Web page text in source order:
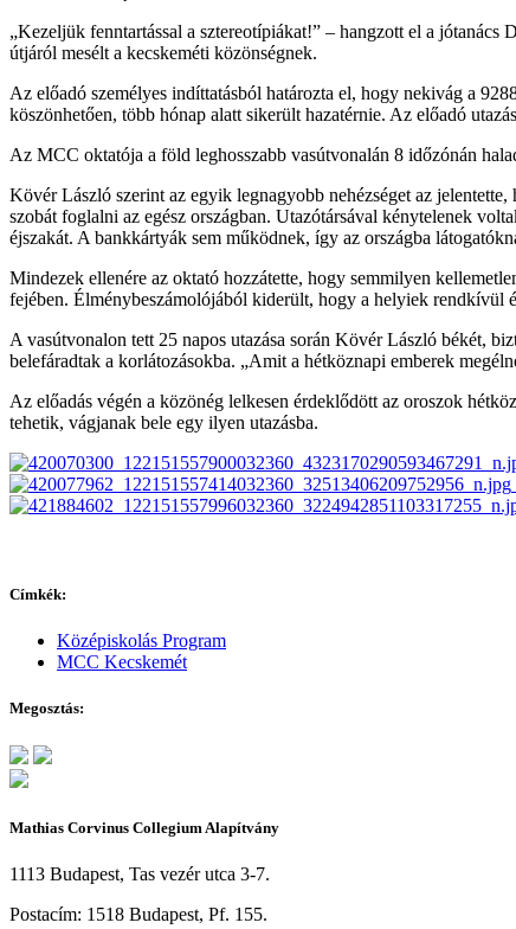
„Kezeljük fenntartással a sztereotípiákat!” – hangzott el a
útjáról mesélt a kecskeméti közönségnek.
Az előadó személyes indíttatásból határozta el, hogy nekivág a
köszönhetően, több hónap alatt sikerült hazatérnie. Az előadó
Az MCC oktatója a föld leghosszabb vasútvonalán 8 időzónán
Kövér László szerint az egyik legnagyobb nehézséget az
szobát foglalni az egész országban. Utazótársával kénytelenek
éjszakát. A bankkártyák sem működnek, így az országba
Mindezek ellenére az oktató hozzátette, hogy semmilyen
fejében. Élménybeszámolójából kiderült, hogy a helyiek rendkívül
A vasútvonalon tett 25 napos utazása során Kövér László békét,
belefáradtak a korlátozásokba. „Amit a hétköznapi emberek
Az előadás végén a közönég lelkesen érdeklődött az oroszok
tehetik, vágjanak bele egy ilyen utazásba.
Címkék:
Középiskolás Program
MCC Kecskemét
Megosztás:
Mathias Corvinus Collegium Alapítvány
1113 Budapest, Tas vezér utca 3-7.
Postacím: 1518 Budapest, Pf. 155.